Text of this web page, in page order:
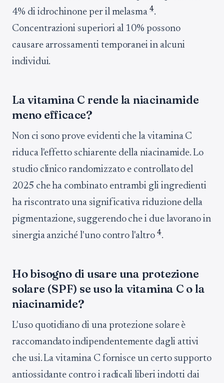
4% di idrochinone per il melasma4.
Concentrazioni superiori al 10% possono
causare arrossamenti temporanei in alcuni
individui.
La vitamina C rende la niacinamide
meno efficace?
Non ci sono prove evidenti che la vitamina C
riduca l'effetto schiarente della niacinamide. Lo
studio clinico randomizzato e controllato del
2025 che ha combinato entrambi gli ingredienti
ha riscontrato una significativa riduzione della
pigmentazione, suggerendo che i due lavorano in
sinergia anziché l'uno contro l'altro 4.
Ho bisogno di usare una protezione
solare (SPF) se uso la vitamina C o la
niacinamide?
L'uso quotidiano di una protezione solare è
raccomandato indipendentemente dagli attivi
che usi. La vitamina C fornisce un certo supporto
antiossidante contro i radicali liberi indotti dai